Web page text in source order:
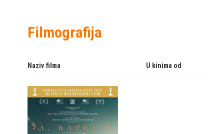
Filmografija
Naziv filma U kinima od